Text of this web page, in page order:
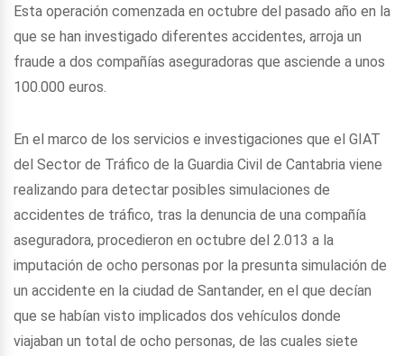
Esta operación comenzada en octubre del pasado año en la
que se han investigado diferentes accidentes, arroja un
fraude a dos compañías aseguradoras que asciende a unos
100.000 euros.
En el marco de los servicios e investigaciones que el GIAT
del Sector de Tráfico de la Guardia Civil de Cantabria viene
realizando para detectar posibles simulaciones de
accidentes de tráfico, tras la denuncia de una compañía
aseguradora, procedieron en octubre del 2.013 a la
imputación de ocho personas por la presunta simulación de
un accidente en la ciudad de Santander, en el que decían
que se habían visto implicados dos vehículos donde
viajaban un total de ocho personas, de las cuales siete